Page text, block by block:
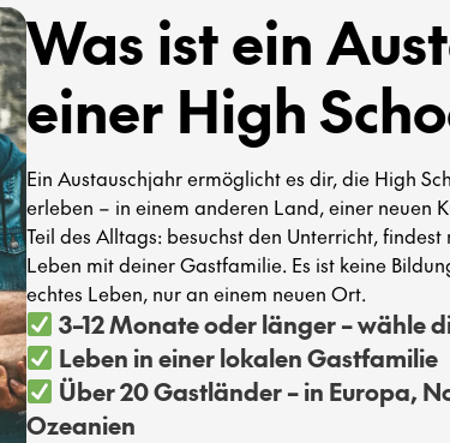
Was ist ein
einer High
Ein Austauschjahr ermöglicht es dir, die High
erleben – in einem anderen Land, einer neuen
Teil des Alltags: besuchst den Unterricht,
Leben mit deiner Gastfamilie. Es ist keine
echtes Leben, nur an einem neuen Ort.
3–12 Monate oder länger – wähle
Leben in einer lokalen Gastfamilie
Über 20 Gastländer – in Europa,
Ozeanien